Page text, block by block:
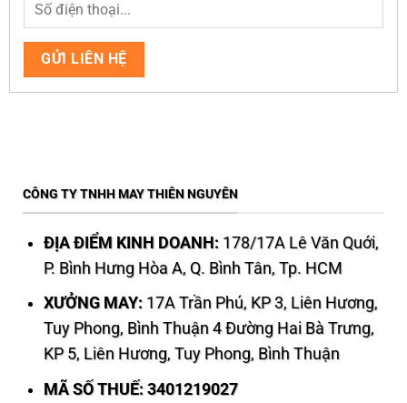
CÔNG TY TNHH MAY THIÊN NGUYÊN
ĐỊA ĐIỂM KINH DOANH: 178/17A Lê Văn Quới,
P. Bình Hưng Hòa A, Q. Bình Tân, Tp. HCM
XƯỞNG MAY: 17A Trần Phú, KP 3, Liên Hương,
Tuy Phong, Bình Thuận 4 Đường Hai Bà Trưng,
KP 5, Liên Hương, Tuy Phong, Bình Thuận
MÃ SỐ THUẾ: 3401219027